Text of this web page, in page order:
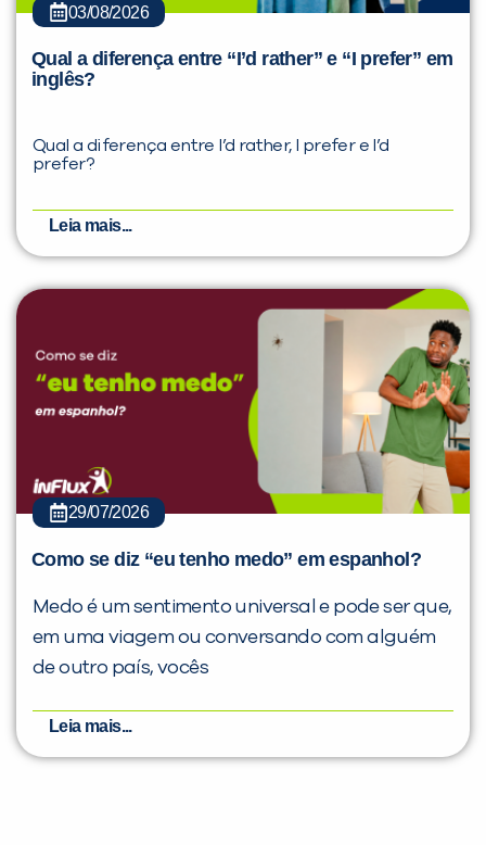
03/08/2026
Qual a diferença entre “I’d rather” e “I prefer” em
inglês?
Qual a diferença entre I’d rather, I prefer e I’d
prefer?
Leia mais...
29/07/2026
Como se diz “eu tenho medo” em espanhol?
Medo é um sentimento universal e pode ser que,
em uma viagem ou conversando com alguém
de outro país, vocês
Leia mais...